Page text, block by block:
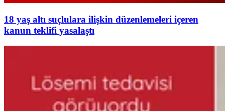
18 yaş altı suçlulara ilişkin düzenlemeleri içeren
kanun teklifi yasalaştı